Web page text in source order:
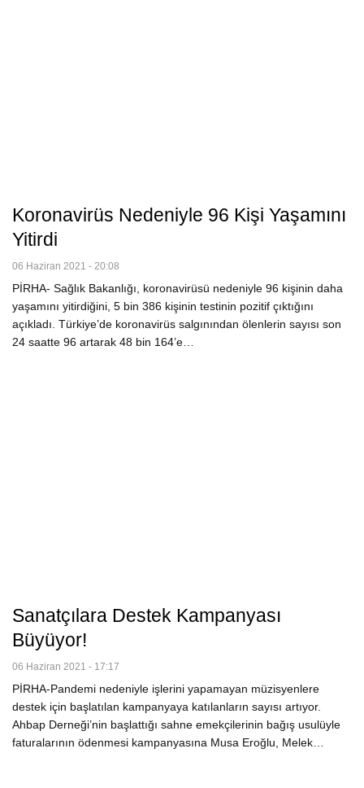
Koronavirüs Nedeniyle 96 Kişi Yaşamını
Yitirdi
06 Haziran 2021 - 20:08
PİRHA- Sağlık Bakanlığı, koronavirüsü nedeniyle 96 kişinin daha
yaşamını yitirdiğini, 5 bin 386 kişinin testinin pozitif çıktığını
açıkladı. Türkiye’de koronavirüs salgınından ölenlerin sayısı son
24 saatte 96 artarak 48 bin 164’e…
Sanatçılara Destek Kampanyası
Büyüyor!
06 Haziran 2021 - 17:17
PİRHA-Pandemi nedeniyle işlerini yapamayan müzisyenlere
destek için başlatılan kampanyaya katılanların sayısı artıyor.
Ahbap Derneği’nin başlattığı sahne emekçilerinin bağış usulüyle
faturalarının ödenmesi kampanyasına Musa Eroğlu, Melek…